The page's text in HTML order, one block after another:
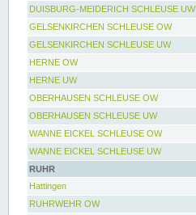
DUISBURG-MEIDERICH SCHLEUSE UW
GELSENKIRCHEN SCHLEUSE OW
GELSENKIRCHEN SCHLEUSE UW
HERNE OW
HERNE UW
OBERHAUSEN SCHLEUSE OW
OBERHAUSEN SCHLEUSE UW
WANNE EICKEL SCHLEUSE OW
WANNE EICKEL SCHLEUSE UW
RUHR
Hattingen
RUHRWEHR OW